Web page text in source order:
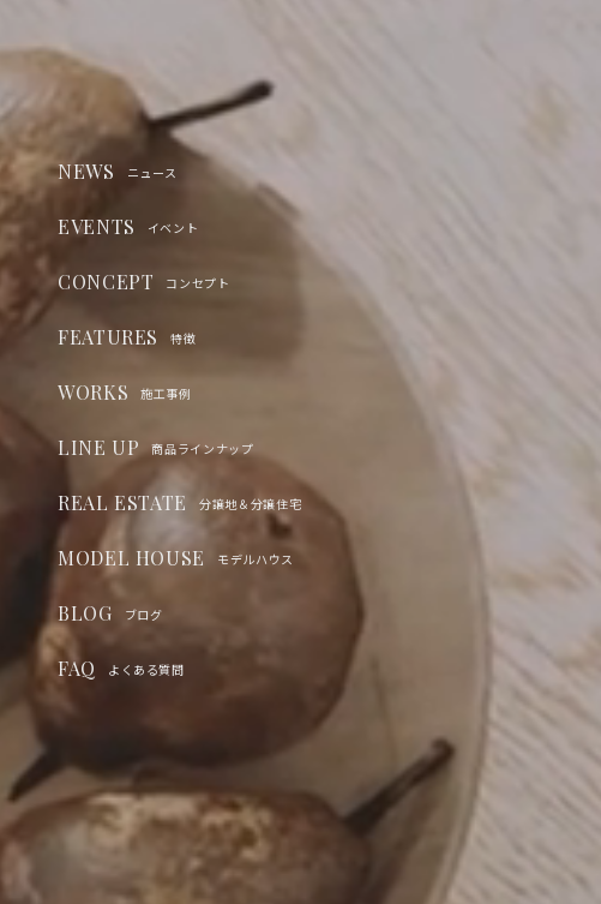
NEWS ニュース
EVENTS イベント
CONCEPT コンセプト
FEATURES 特徴
WORKS 施工事例
LINE UP 商品ラインナップ
REAL ESTATE 分譲地＆分譲住宅
MODEL HOUSE モデルハウス
BLOG ブログ
FAQ よくある質問